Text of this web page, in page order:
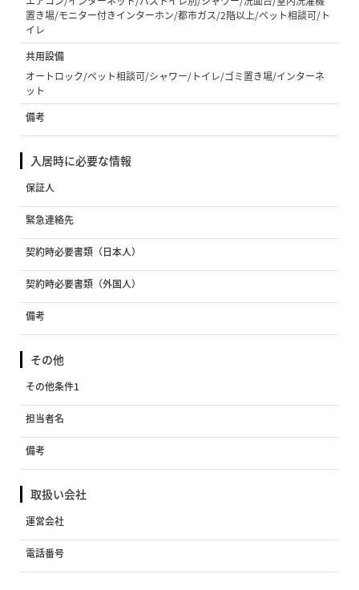
置き場/モニター付きインターホン/都市ガス/2階以上/ペット相談可/ト
イレ
共用設備
オートロック/ペット相談可/シャワー/トイレ/ゴミ置き場/インターネ
ット
備考
入居時に必要な情報
保証人
緊急連絡先
契約時必要書類（日本人）
契約時必要書類（外国人）
備考
その他
その他条件1
担当者名
備考
取扱い会社
運営会社
電話番号